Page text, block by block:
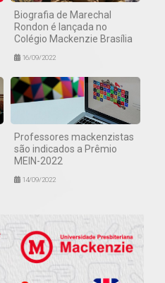
Biografia de Marechal
Rondon é lançada no
Colégio Mackenzie Brasília
16/09/2022
Professores mackenzistas
são indicados a Prêmio
MEIN-2022
14/09/2022